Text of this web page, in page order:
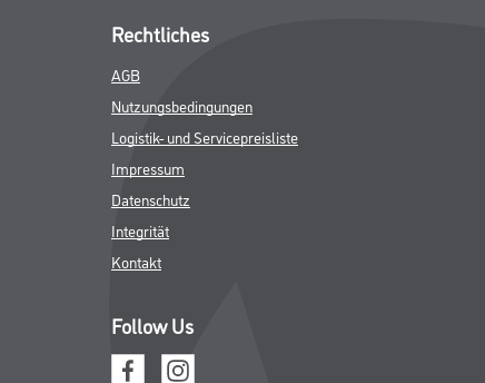
Rechtliches
AGB
Nutzungsbedingungen
Logistik- und Servicepreisliste
Impressum
Datenschutz
Integrität
Kontakt
Follow Us